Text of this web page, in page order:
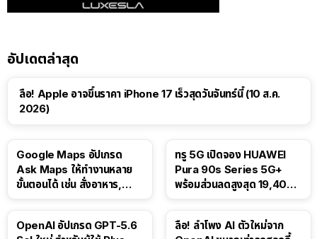
อัปเดตล่าสุด
ลือ! Apple อาจขึ้นราคา iPhone 17 เร็วสุดวันจันทร์นี้ (10 ส.ค.
2026)
Google Maps อัปเกรด
Ask Maps ให้ทำงานหลาย
ขั้นตอนได้ เช่น สั่งอาหาร,
ทรู 5G เปิดจอง HUAWEI
Pura 90s Series 5G+
พร้อมส่วนลดสูงสุด 19,400
OpenAI อัปเกรด GPT-5.6
ลือ! ลำโพง AI ตัวใหม่จาก